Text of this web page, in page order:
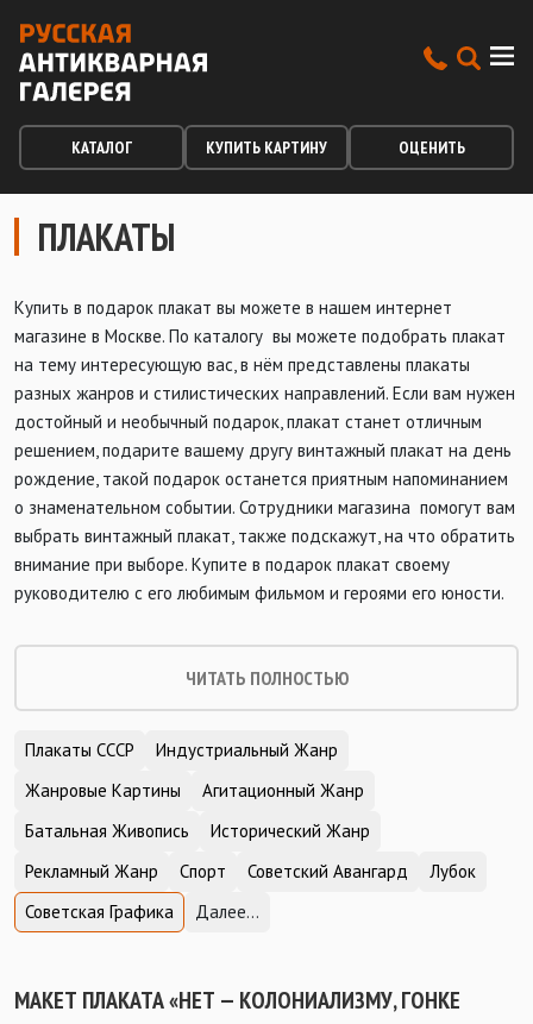
КАТАЛОГ КУПИТЬ КАРТИНУ ОЦЕНИТЬ
ПЛАКАТЫ
Купить в подарок плакат вы можете в нашем интернет
магазине в Москве. По каталогу вы можете подобрать плакат
на тему интересующую вас, в нём представлены плакаты
разных жанров и стилистических направлений. Если вам нужен
достойный и необычный подарок, плакат станет отличным
решением, подарите вашему другу винтажный плакат на день
рождение, такой подарок останется приятным напоминанием
о знаменательном событии. Сотрудники магазина помогут вам
выбрать винтажный плакат, также подскажут, на что обратить
внимание при выборе. Купите в подарок плакат своему
руководителю с его любимым фильмом и героями его юности.
ЧИТАТЬ ПОЛНОСТЬЮ
Плакаты СССР
Индустриальный Жанр
Жанровые Картины
Агитационный Жанр
Батальная Живопись
Исторический Жанр
Рекламный Жанр
Спорт Советский Авангард
Лубок
Советская Графика
Далее...
МАКЕТ ПЛАКАТА «НЕТ — КОЛОНИАЛИЗМУ, ГОНКЕ